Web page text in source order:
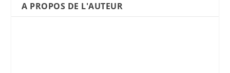
A PROPOS DE L'AUTEUR